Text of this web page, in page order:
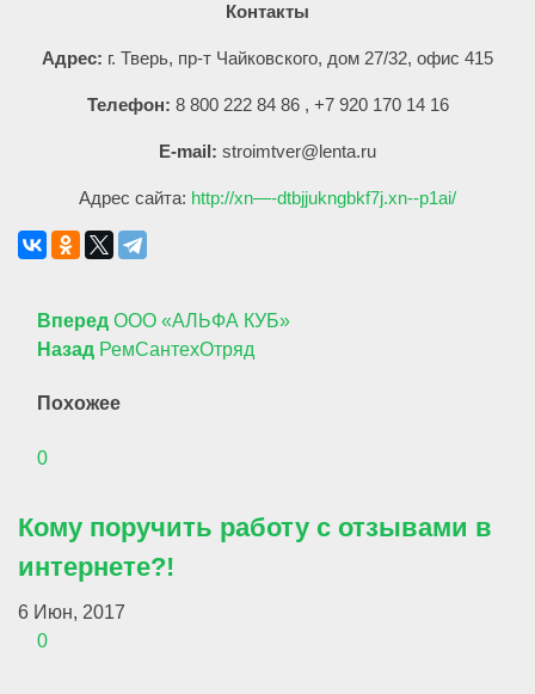
Контакты
Адрес: г. Тверь, пр-т Чайковского, дом 27/32, офис 415
Телефон: 8 800 222 84 86 , +7 920 170 14 16
E-mail: stroimtver@lenta.ru
Адрес сайта: http://xn—-dtbjjukngbkf7j.xn--p1ai/
Вперед ООО «АЛЬФА КУБ»
Назад РемСантехОтряд
Похожее
0
Кому поручить работу с отзывами в
интернете?!
6 Июн, 2017
0